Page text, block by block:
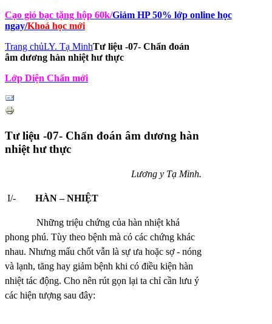
Cạo gió bạc tặng hộp 60k/Giảm HP 50% lớp online học
ngay/Khoá học mới
Trang chủLY. Tạ MinhTư liệu -07- Chẩn đoán
âm dương hàn nhiệt hư thực
Lớp Diện Chẩn mới
Tư liệu -07- Chẩn đoán âm dương hàn
nhiệt hư thực
Lương y Tạ Minh.
I/- HÀN – NHIỆT
Những triệu chứng của hàn nhiệt khá
phong phú. Tùy theo bệnh mà có các chứng khác
nhau. Nhưng mấu chốt vẫn là sự ưa hoặc sợ - nóng
và lạnh, tăng hay giảm bệnh khi có điều kiện hàn
nhiệt tác động. Cho nên rút gọn lại ta chỉ cần lưu ý
các hiện tượng sau đây: